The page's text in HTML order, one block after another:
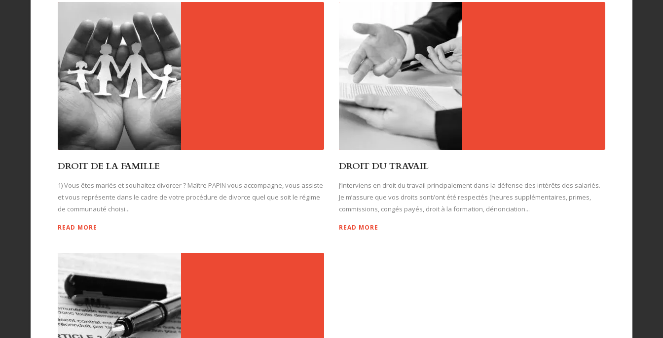
DROIT DE LA FAMILLE
1) Vous êtes mariés et souhaitez divorcer ? Maître PAPIN vous accompagne, vous assiste
et vous représente dans le cadre de votre procédure de divorce quel que soit le régime
de communauté choisi...
READ MORE
DROIT DU TRAVAIL
J’interviens en droit du travail principalement dans la défense des intérêts des salariés.
Je m’assure que vos droits sont/ont été respectés (heures supplémentaires, primes,
commissions, congés payés, droit à la formation, dénonciation...
READ MORE